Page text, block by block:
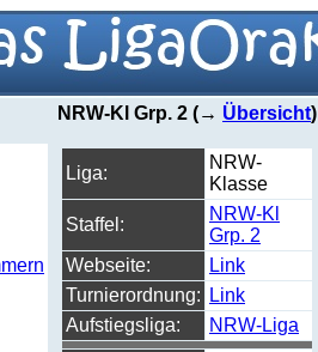
NRW-Kl Grp. 2 (→ Übersicht
Liga:
NRW-
Klasse
Staffel:
NRW-Kl
Grp. 2
Webseite:
Link
Turnierordnung:
Link
Aufstiegsliga:
NRW-Liga